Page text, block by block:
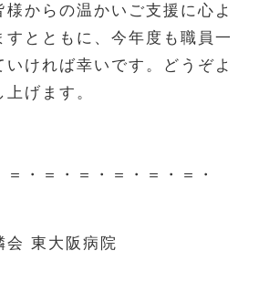
からの温かいご支援に心よ
すとともに、今年度も職員一
いければ幸いです。どうぞよ
げます。
＝・＝・＝・＝・＝・＝・
会 東大阪病院